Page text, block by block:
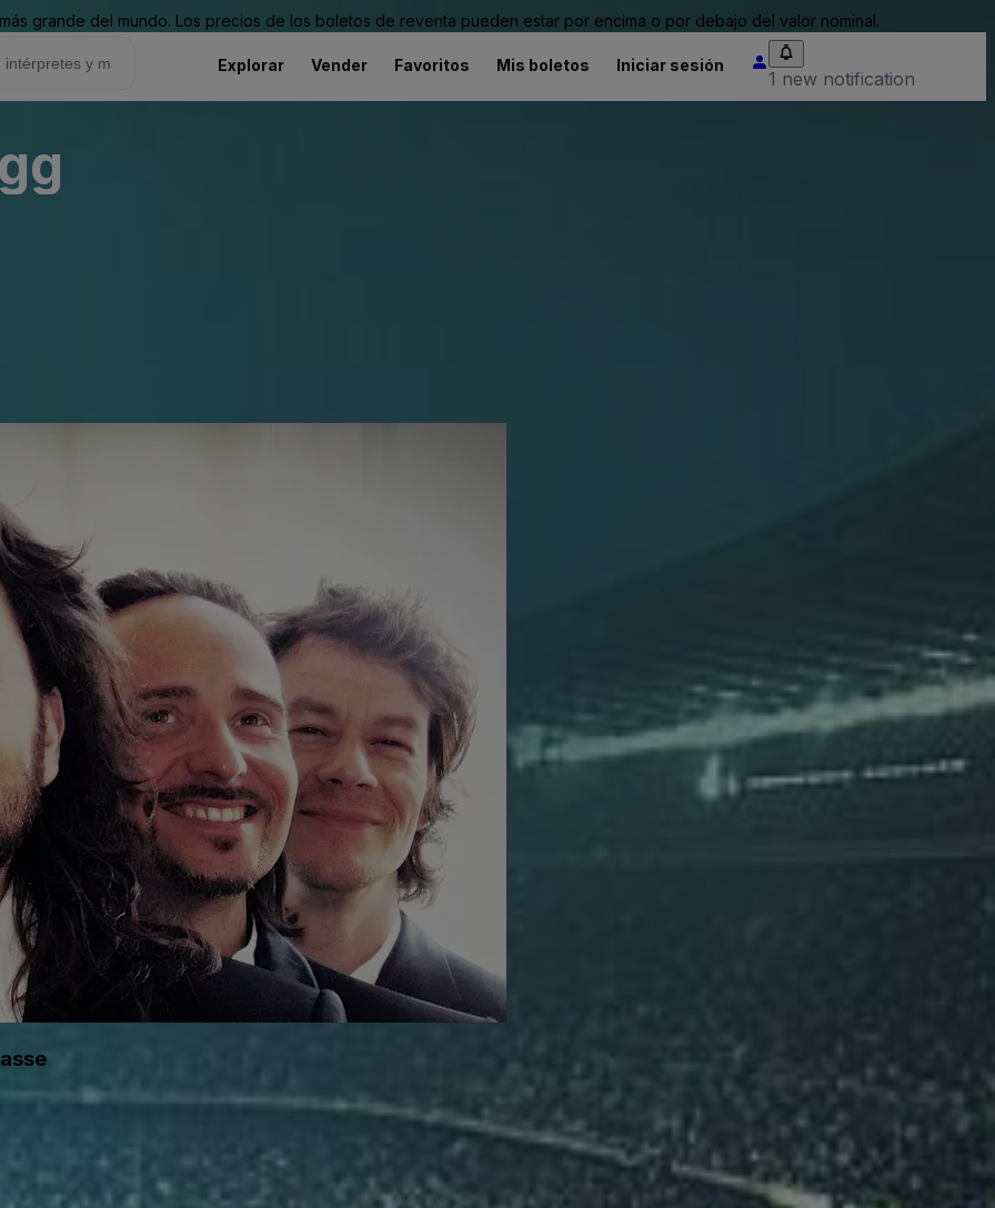
grande del mundo. Los precios de los boletos de reventa pueden estar por encima o por debajo del valor nominal.
Explorar Vender Favoritos Mis boletos Iniciar sesión
1 new notification